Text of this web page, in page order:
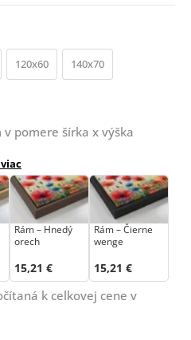
120x60 140x70
pomere šírka x výška
Rám – Hnedý
orech
15,21 €
Rám – Čierne
wenge
15,21 €
k celkovej cene v